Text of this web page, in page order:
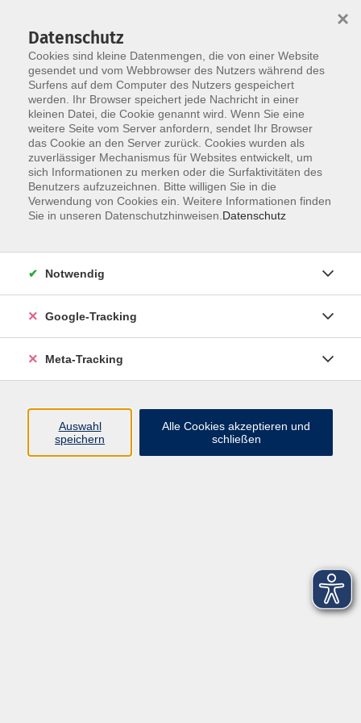
Skip to main content
Der Kurs konnte nicht gefunden werden.
Über uns
Datenschutz
Cookies sind kleine Datenmengen, die von einer Website
gesendet und vom Webbrowser des Nutzers während des
Surfens auf dem Computer des Nutzers gespeichert
werden. Ihr Browser speichert jede Nachricht in einer
kleinen Datei, die Cookie genannt wird. Wenn Sie eine
weitere Seite vom Server anfordern, sendet Ihr Browser
das Cookie an den Server zurück. Cookies wurden als
zuverlässiger Mechanismus für Websites entwickelt, um
sich Informationen zu merken oder die Surfaktivitäten des
Benutzers aufzuzeichnen. Bitte willigen Sie in die
Verwendung von Cookies ein. Weitere Informationen finden
Sie in unseren Datenschutzhinweisen. Datenschutz
×
Notwendig
Google-Tracking
Meta-Tracking
Auswahl
speichern
Alle Cookies akzeptieren und
schließen